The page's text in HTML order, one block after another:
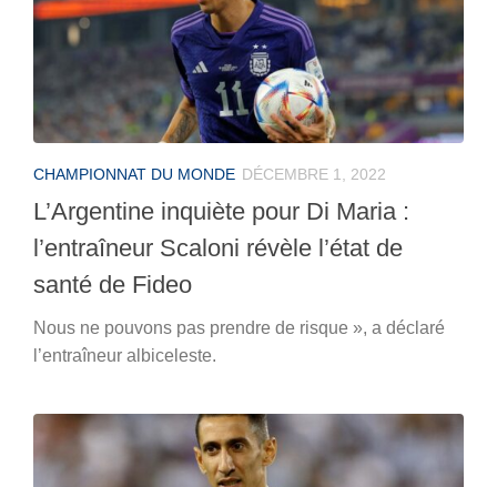
CHAMPIONNAT DU MONDE DÉCEMBRE 1, 2022
L’Argentine inquiète pour Di Maria :
l’entraîneur Scaloni révèle l’état de
santé de Fideo
Nous ne pouvons pas prendre de risque », a déclaré
l’entraîneur albiceleste.